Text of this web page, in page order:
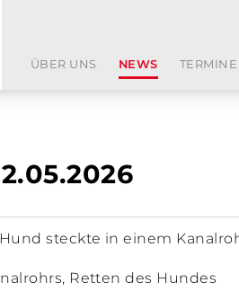
ÜBER UNS NEWS TERMINE
steckte in einem
Retten des Hundes